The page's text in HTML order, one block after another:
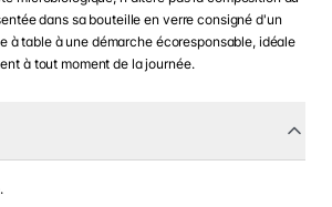
dans sa bouteille en verre consigné d'un
à table à une démarche écoresponsable, idéale
à tout moment de la journée.